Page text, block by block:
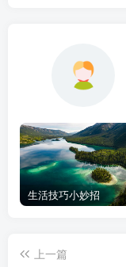
生活技巧小妙招
上一篇